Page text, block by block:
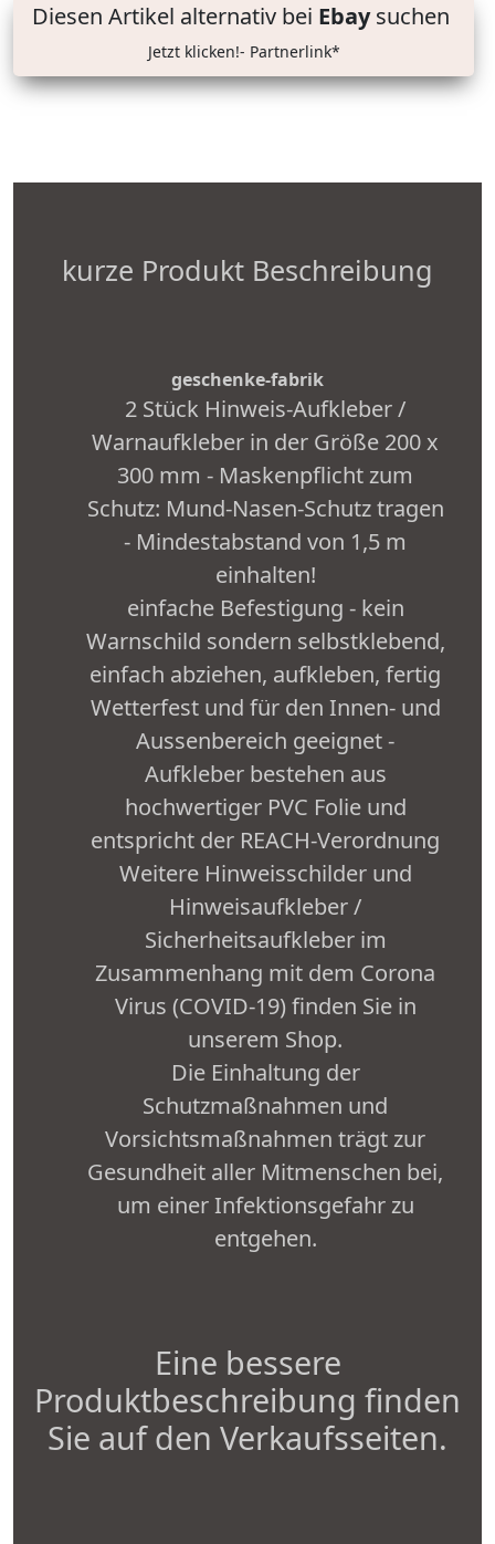
Diesen Artikel alternativ bei Ebaysuchen
Jetzt klicken!- Partnerlink*
kurze Produkt Beschreibung
geschenke-fabrik
2 Stück Hinweis-Aufkleber /
Warnaufkleber in der Größe 200 x
300 mm - Maskenpflicht zum
Schutz: Mund-Nasen-Schutz tragen
- Mindestabstand von 1,5 m
einhalten!
einfache Befestigung - kein
Warnschild sondern selbstklebend,
einfach abziehen, aufkleben, fertig
Wetterfest und für den Innen- und
Aussenbereich geeignet -
Aufkleber bestehen aus
hochwertiger PVC Folie und
entspricht der REACH-Verordnung
Weitere Hinweisschilder und
Hinweisaufkleber /
Sicherheitsaufkleber im
Zusammenhang mit dem Corona
Virus (COVID-19) finden Sie in
unserem Shop.
Die Einhaltung der
Schutzmaßnahmen und
Vorsichtsmaßnahmen trägt zur
Gesundheit aller Mitmenschen bei,
um einer Infektionsgefahr zu
entgehen.
Eine bessere
Produktbeschreibung finden
Sie auf den Verkaufsseiten.